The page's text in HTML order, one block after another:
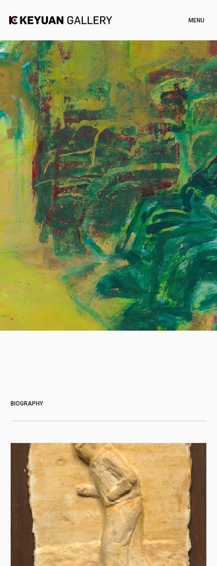
Artists
Exhibitions
Channel
News
Artworks
Shop
About
BIOGRAPHY